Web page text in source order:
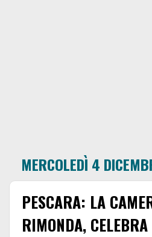
MERCOLEDÌ 4
PESCARA: LA
RIMONDA,